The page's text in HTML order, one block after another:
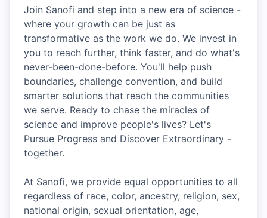
Join Sanofi and step into a new era of science -
where your growth can be just as
transformative as the work we do. We invest in
you to reach further, think faster, and do what's
never-been-done-before. You'll help push
boundaries, challenge convention, and build
smarter solutions that reach the communities
we serve. Ready to chase the miracles of
science and improve people's lives? Let's
Pursue Progress and Discover Extraordinary -
together.
At Sanofi, we provide equal opportunities to all
regardless of race, color, ancestry, religion, sex,
national origin, sexual orientation, age,